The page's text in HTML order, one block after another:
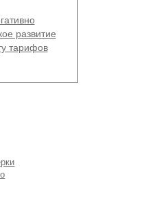
развитие
тарифов